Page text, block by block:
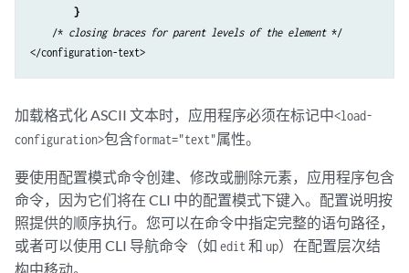
}
    /*
closing braces for parent levels of the element */
</configuration-text>
加载格式化 ASCII 文本时，应用程序必须在标记中<load-
configuration>包含format="text"属性。
要使用配置模式命令创建、修改或删除元素，应用程序包含
命令，因为它们将在 CLI 中的配置模式下键入。配置说明按
照提供的顺序执行。您可以在命令中指定完整的语句路径，
或者可以使用 CLI 导航命令（如 edit和 up）在配置层次结
构中移动。